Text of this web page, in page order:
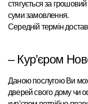
стягується за
суми замовлення.
Середній термін
– Кур’єром
Даною послугою Ви
дверей свого дому чи